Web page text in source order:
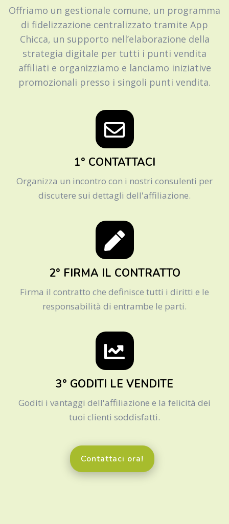
Offriamo un gestionale comune, un programma
di fidelizzazione centralizzato tramite App
Chicca, un supporto nell’elaborazione della
strategia digitale per tutti i punti vendita
affiliati e organizziamo e lanciamo iniziative
promozionali presso i singoli punti vendita.
1° CONTATTACI
Organizza un incontro con i nostri consulenti per
discutere sui dettagli dell'affiliazione.
2° FIRMA IL CONTRATTO
Firma il contratto che definisce tutti i diritti e le
responsabilità di entrambe le parti.
3° GODITI LE VENDITE
Goditi i vantaggi dell'affiliazione e la felicità dei
tuoi clienti soddisfatti.
Contattaci ora!